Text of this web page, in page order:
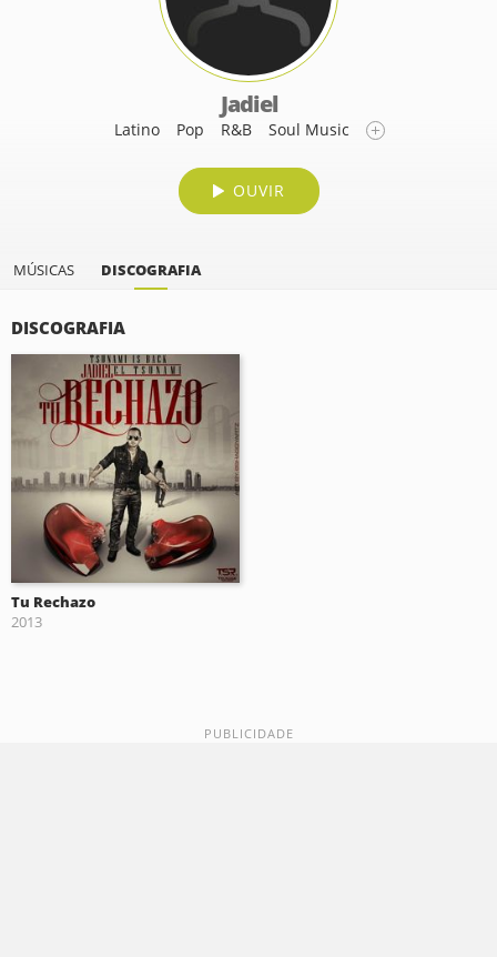
Jadiel
Latino Pop R&B Soul Music
OUVIR
MÚSICAS DISCOGRAFIA
DISCOGRAFIA
Tu Rechazo
2013